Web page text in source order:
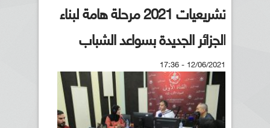
تشريعيات 2021 مرحلة هامة لبناء
الجزائر الجديدة بسواعد الشباب
12/06/2021 - 17:36